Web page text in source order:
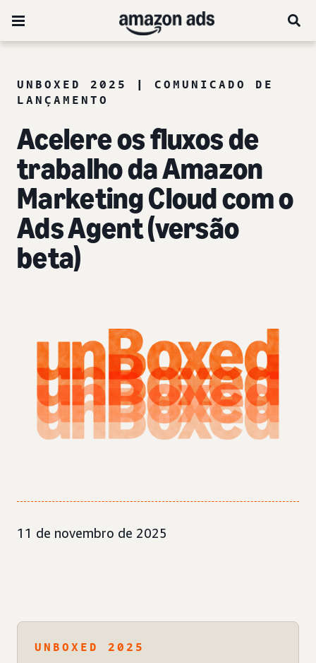
UNBOXED 2025 | COMUNICADO DE
LANÇAMENTO
Acelere os fluxos de
trabalho da Amazon
Marketing Cloud com o
Ads Agent (versão
beta)
11 de novembro de 2025
UNBOXED 2025